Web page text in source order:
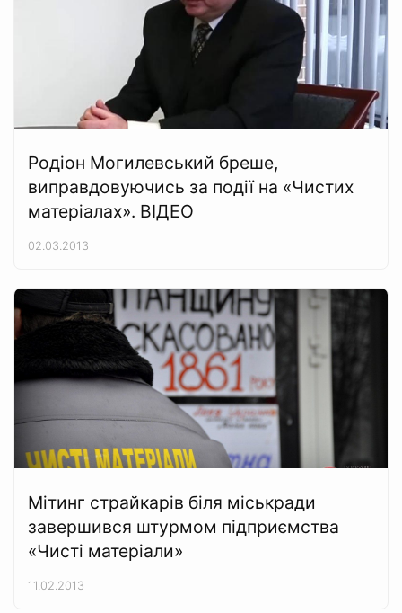
Родіон Могилевський бреше,
виправдовуючись за події на «Чистих
матеріалах». ВІДЕО
02.03.2013
Мітинг страйкарів біля міськради
завершився штурмом підприємства
«Чисті матеріали»
11.02.2013